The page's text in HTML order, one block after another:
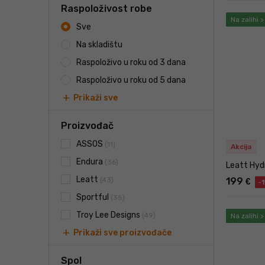
Raspoloživost robe
Sve
Na skladištu
Raspoloživo u roku od 3 dana
Raspoloživo u roku od 5 dana
add Prikaži sve
Proizvođač
ASSOS (11)
Endura (36)
Leatt (43)
Sportful (35)
Troy Lee Designs (49)
add Prikaži sve proizvođače
Spol
Duge
Široke
Širi
Na zalihi
Akcija
Leatt
199 € -
Na zalihi